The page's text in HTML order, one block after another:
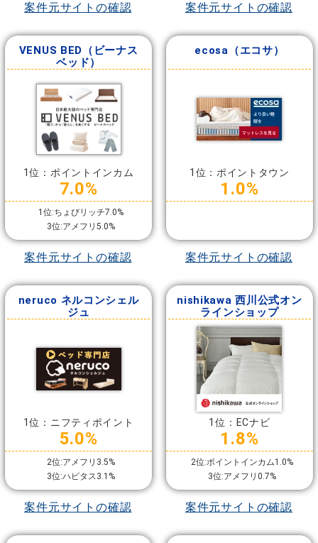
案件元サイトの確認 案件元サイトの確認
VENUS BED（ビーナス
ベッド）
1位：ポイントインカム
7.0%
1位:ちょびリッチ7.0%
3位:アメフリ5.0%
案件元サイトの確認
ecosa（エコサ）
1位：ポイントタウン
1.0%
案件元サイトの確認
neruco ネルコンシェル
ジュ
1位：ニフティポイント
5.0%
2位:アメフリ3.5%
3位:ハピタス3.1%
案件元サイトの確認
nishikawa 西川公式オン
ラインショップ
1位：ECナビ
1.8%
2位:ポイントインカム1.0%
3位:アメフリ0.7%
案件元サイトの確認